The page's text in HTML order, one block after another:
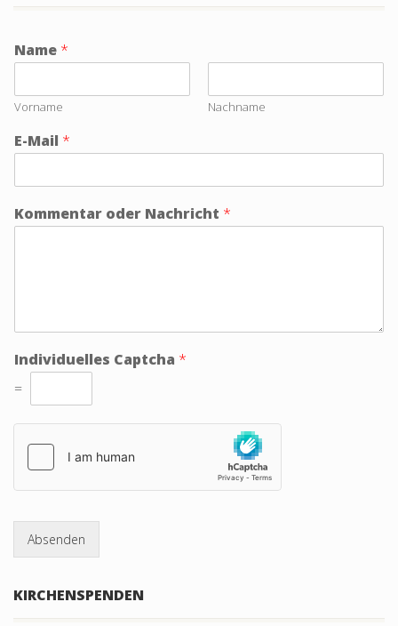
Name *
Vorname Nachname
E-Mail *
Kommentar oder Nachricht *
Individuelles Captcha *
=
Absenden
KIRCHENSPENDEN